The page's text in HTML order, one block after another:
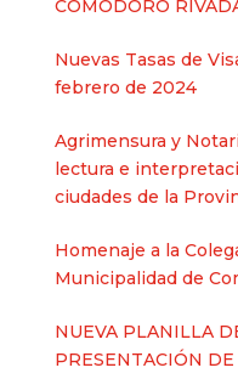
COMODORO
Nuevas Tasas de
febrero de 2024
Agrimensura y
lectura e
ciudades de la
Homenaje a la
Municipalidad de
NUEVA PLANILLA
PRESENTACIÓN